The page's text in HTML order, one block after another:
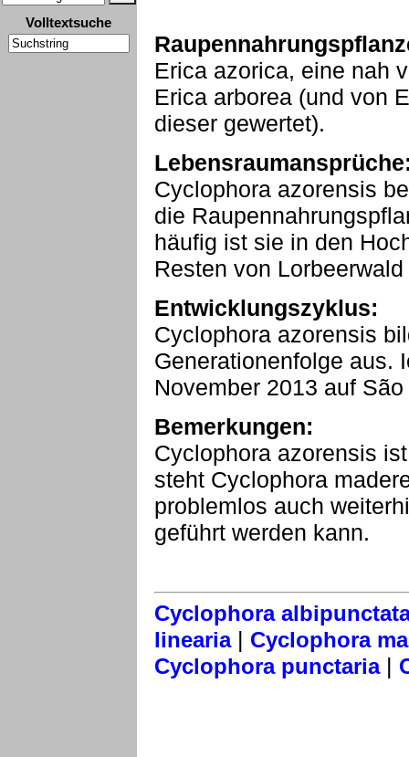
Volltextsuche
Erica azorica, eine nah
Erica arborea (und von
dieser gewertet).
Cyclophora azorensis
die
häufig ist sie in den
Resten von
Entwicklungszyklus:
Cyclophora azorensis
Generationenfolge aus.
November 2013 auf
Bemerkungen:
Cyclophora azorensis
steht Cyclophora
problemlos auch
geführt werden kann.
Cyclophora
linearia| Cyclophora
Cyclophora punctaria|